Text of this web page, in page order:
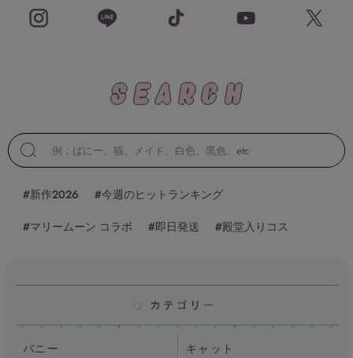
#新作2026 #今週のヒットランキング
#マリームーン コラボ #即日発送 #殿堂入りコス
バニー
キャット